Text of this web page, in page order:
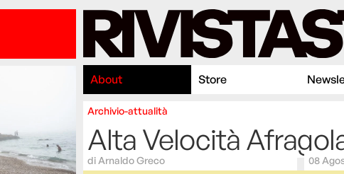
About Store
Archivio-attualità
Alta Velocità
diArnaldo Greco 08